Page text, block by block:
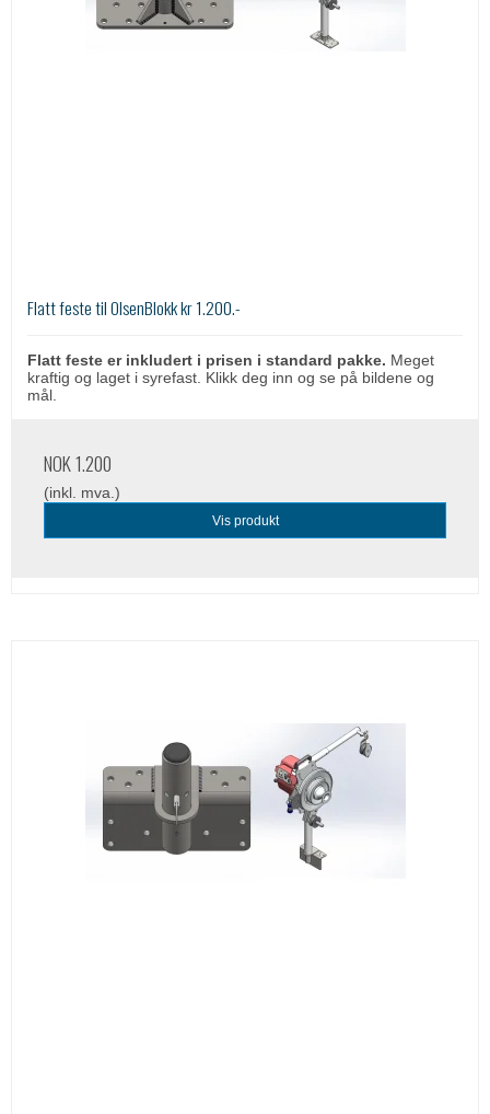
Flatt feste til OlsenBlokk kr 1.200.-
Flatt feste er inkludert i prisen i standard pakke. Meget
kraftig og laget i syrefast. Klikk deg inn og se på bildene og
mål.
NOK 1.200
(inkl. mva.)
Vis produkt